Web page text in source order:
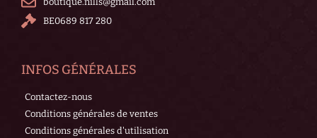
BE0689 817 280
INFOS GÉNÉRALES
Contactez-nous
Conditions générales de ventes
Conditions générales d'utilisation